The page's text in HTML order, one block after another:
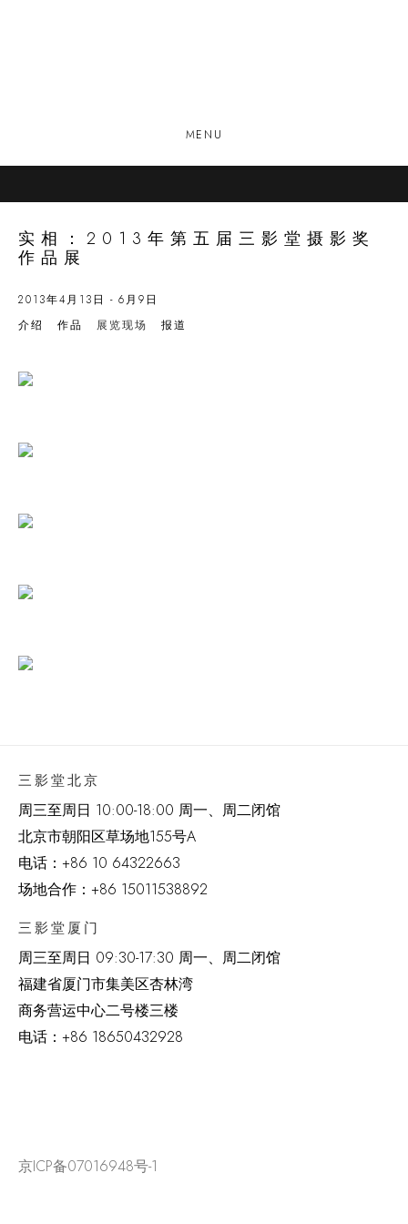
MENU
实相：2013年第五届三影堂摄影奖
作品展
2013年4月13日 - 6月9日
介绍
作品 展览现场 报道
三影堂北京
周三至周日 10:00-18:00 周一、周二闭馆
北京市朝阳区草场地155号A
电话： +86 10 64322663
场地合作：+86 15011538892
三影堂厦门
周三至周日 09:30-17:30 周一、周二闭馆
福建省厦门市集美区杏林湾
商务营运中心二号楼三楼
电话： +86 18650432928
京ICP备07016948号-1